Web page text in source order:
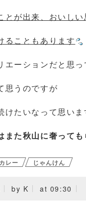
とが出来、おいし
ることもあります
エーションだと思
思うのですが
けたいなって思いま
また秋山に奢っても
カレー じゃんけん
by K at 09:30